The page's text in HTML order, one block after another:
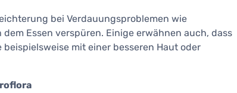
bei Verdauungsproblemen wie
Essen verspüren. Einige erwähnen auch, dass
mit einer besseren Haut oder